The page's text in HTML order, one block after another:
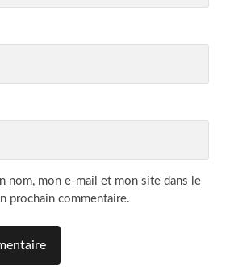
nom, mon e-mail et mon site dans le
prochain commentaire.